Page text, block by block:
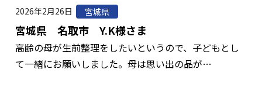
2026年2月26日 宮城県
宮城県 名取市 Y.K様さま
高齢の母が生前整理をしたいというので、子どもとし
て一緒にお願いしました。母は思い出の品が…